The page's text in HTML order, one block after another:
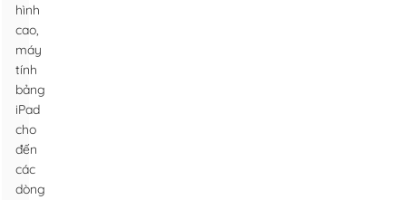
hình
cao,
máy
tính
bảng
iPad
cho
đến
các
dòng